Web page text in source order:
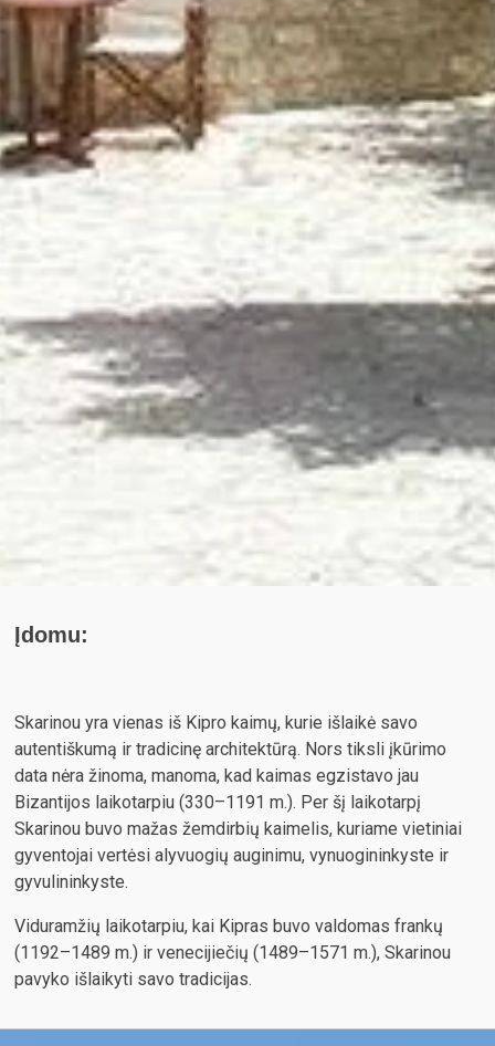
Įdomu:
Skarinou yra vienas iš Kipro kaimų, kurie išlaikė savo
autentiškumą ir tradicinę architektūrą. Nors tiksli įkūrimo
data nėra žinoma, manoma, kad kaimas egzistavo jau
Bizantijos laikotarpiu (330–1191 m.). Per šį laikotarpį
Skarinou buvo mažas žemdirbių kaimelis, kuriame vietiniai
gyventojai vertėsi alyvuogių auginimu, vynuogininkyste ir
gyvulininkyste.
Viduramžių laikotarpiu, kai Kipras buvo valdomas frankų
(1192–1489 m.) ir venecijiečių (1489–1571 m.), Skarinou
pavyko išlaikyti savo tradicijas.